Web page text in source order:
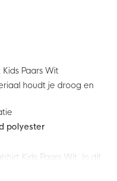
Paars Wit
houdt je droog en
polyester
Kids Paars Wit. In dit
uit je spel halen! Ga